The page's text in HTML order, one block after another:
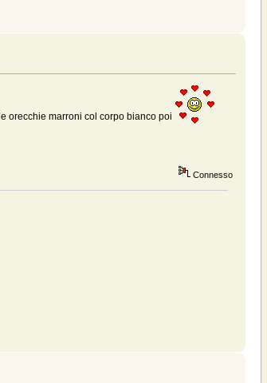
orecchie marroni col corpo bianco poi
Connesso